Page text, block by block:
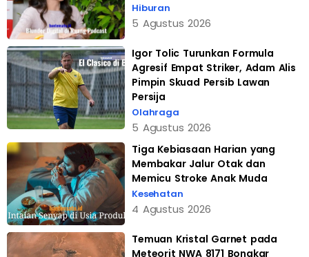
Hiburan
5 Agustus 2026
Igor Tolic Turunkan Formula
Agresif Empat Striker, Adam Alis
Pimpin Skuad Persib Lawan
Persija
Olahraga
5 Agustus 2026
Tiga Kebiasaan Harian yang
Membakar Jalur Otak dan
Memicu Stroke Anak Muda
Kesehatan
4 Agustus 2026
Temuan Kristal Garnet pada
Meteorit NWA 8171 Bongkar